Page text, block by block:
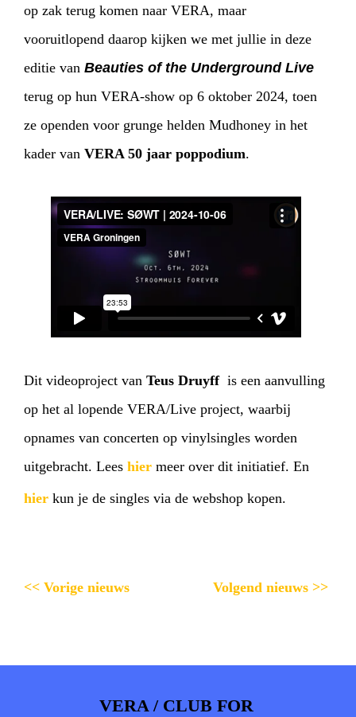
op zak terug komen naar VERA, maar
vooruitlopend daarop kijken we met jullie in deze
editie van Beauties of the Underground Live
terug op hun VERA-show op 6 oktober 2024, toen
ze openden voor grunge helden Mudhoney in het
kader van VERA 50 jaar poppodium.
Dit videoproject van Teus Druyffis een aanvulling
op het al lopende VERA/Live project, waarbij
opnames van concerten op vinylsingles worden
uitgebracht. Lees hier meer over dit initiatief. En
hier kun je de singles via de webshop kopen.
<< Vorige nieuws Volgend nieuws >>
VERA / CLUB FOR